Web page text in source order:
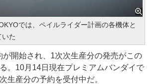
では、ペイルライダー計画の各機体と
た
開始され、1次次生産分の発売がこの
。10月14日現在プレミアムバンダイで
生産分の予約を受付中だ。